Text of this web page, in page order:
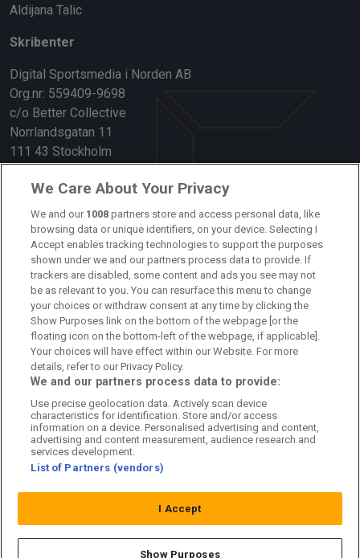
Aldijana Talic
Skribenter
Digital Sportsmedia i Norden AB
Org.nr: 559409-9698
c/o Better Collective
Norrlandsgatan 11
111 43 Stockholm
Länkar
Om oss
Kontakta oss
Kundtjänst
Sponsor: Rekatochklart
Annonsera på Fotbolldirekt
Redaktionell policy
Personuppgiftspolicy
Cookiepolicy
Arkiv
We Care About Your Privacy
We and our 1008 partners store and access personal data, like
browsing data or unique identifiers, on your device. Selecting I
Accept enables tracking technologies to support the purposes
shown under we and our partners process data to provide. If
trackers are disabled, some content and ads you see may not
be as relevant to you. You can resurface this menu to change
your choices or withdraw consent at any time by clicking the
Show Purposes link on the bottom of the webpage [or the
floating icon on the bottom-left of the webpage, if applicable].
Your choices will have effect within our Website. For more
details, refer to our Privacy Policy.
We and our partners process data to provide:
Use precise geolocation data. Actively scan device
characteristics for identification. Store and/or access
information on a device. Personalised advertising and content,
advertising and content measurement, audience research and
services development.
List of Partners (vendors)
I Accept
Show Purposes